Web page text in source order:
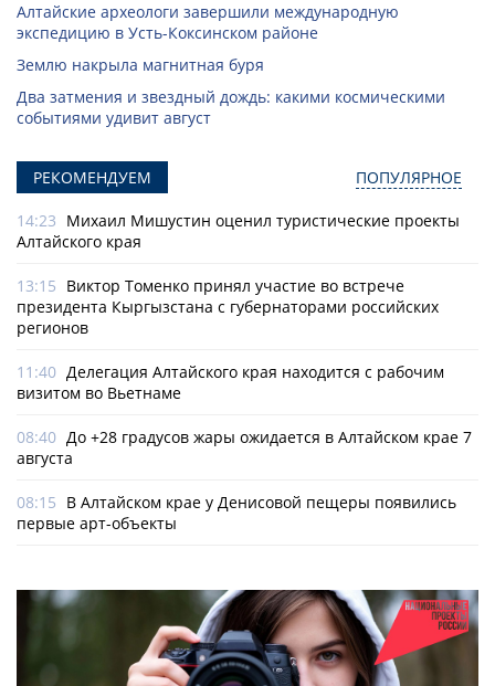
Алтайские археологи завершили международную
экспедицию в Усть-Коксинском районе
Землю накрыла магнитная буря
Два затмения и звездный дождь: какими космическими
событиями удивит август
РЕКОМЕНДУЕМ ПОПУЛЯРНОЕ
14:23 Михаил Мишустин оценил туристические проекты
Алтайского края
13:15 Виктор Томенко принял участие во встрече
президента Кыргызстана с губернаторами российских
регионов
11:40 Делегация Алтайского края находится с рабочим
визитом во Вьетнаме
08:40 До +28 градусов жары ожидается в Алтайском крае 7
августа
08:15 В Алтайском крае у Денисовой пещеры появились
первые арт-объекты